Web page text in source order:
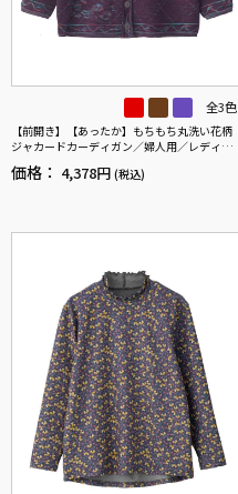
全3色
【前開き】【あったか】もちもち丸洗い花柄
ジャカードカーディガン／婦人用／レディー
ス／高齢者／シニア／自宅で洗える／洗濯機O
K／ゆったり／名前記入欄付／おしゃれ／お出
価格： 4,378円 (税込)